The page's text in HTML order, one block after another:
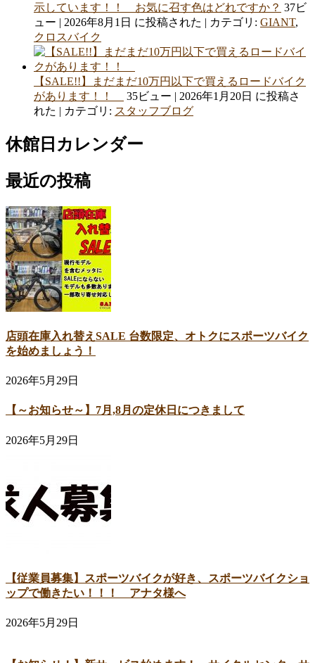
示しています！！ お気に召す色はどれですか？ 37ビ
ュー | 2026年8月1日 に投稿された | カテゴリ: GIANT,
クロスバイク
【SALE!!】まだまだ10万円以下で買えるロードバイク
があります！！
35ビュー | 2026年1月20日 に投稿さ
れた | カテゴリ: スタッフブログ
休館日カレンダー
最近の投稿
店頭在庫入れ替えSALE 台数限定、オトクにスポーツバイク
を始めましょう！
2026年5月29日
【～お知らせ～】7月,8月の定休日につきまして
2026年5月29日
【従業員募集】スポーツバイクが好き、スポーツバイクショ
ップで働きたい！！！ アナタ様へ
2026年5月29日